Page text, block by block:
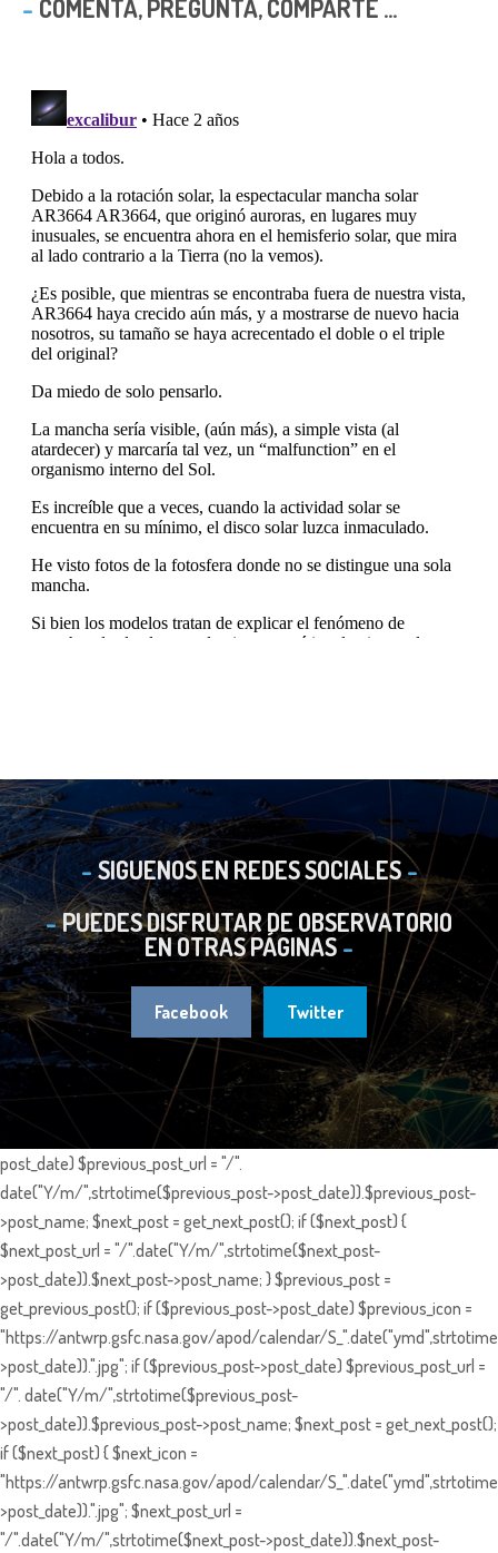
COMENTA, PREGUNTA, COMPARTE ...
SIGUENOS EN REDES SOCIALES
PUEDES DISFRUTAR DE OBSERVATORIO
EN OTRAS PÁGINAS
Facebook Twitter
post_date) $previous_post_url = "/".
date("Y/m/",strtotime($previous_post->post_date)).$previous_post-
>post_name; $next_post = get_next_post(); if ($next_post) {
$next_post_url = "/".date("Y/m/",strtotime($next_post-
>post_date)).$next_post->post_name; } $previous_post =
get_previous_post(); if ($previous_post->post_date) $previous_icon =
"https://antwrp.gsfc.nasa.gov/apod/calendar/
>post_date)).".jpg"; if ($previous_post->post_date) $previous_post_url =
"/". date("Y/m/",strtotime($previous_post-
>post_date)).$previous_post->post_name; $next_post = get_next_post();
if ($next_post) { $next_icon =
"https://antwrp.gsfc.nasa.gov/apod/calendar/
>post_date)).".jpg"; $next_post_url =
"/".date("Y/m/",strtotime($next_post->post_date)).$next_post-